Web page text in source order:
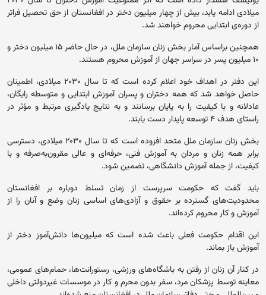
میلادی ادامه یابد، بیش از چهار میلیون دختر در افغانستان ‏از حق تحصیل فراتر
از دوره‌ی ابتدایی محروم خواهند شد.‏
همچنین براساس آمار بخش زنان سازمان ملل، در حال حاضر ۱۵ ‏میلیون دختر و
۱۰ میلیون پسر در سراسر جهان از آموزش ‏محروم هستند.‏
این دفتر در اهداف خود اعلام کرده است که تا سال ۲۰۳۰ میلادی، ‏اطمینان
حاصل خواهد شد که همه دختران و پسران آموزش ‏ابتدایی و متوسطه رایگان،
عادلانه و با کیفیت را به پایان ‏برسانند و به نتایج یادگیری مرتبط و مؤثر در
راستای هدف ‌‏۴ توسعه پایدار دست یابند‎.‎
بخش زنان سازمان ملل متحد افزوده است که تا سال ۲۰۳۰ میلادی، ‏دسترسی
برابر همه زنان و مردان به آموزش فنی، حرفه‌ای ‏و عالی مقرون‌به‌صرفه و با
کیفیت، از جمله آموزش دانشگاهی، ‏تضمین شود‎.‎
باید گفت که حکومت سرپرست از زمان تسلط دوباره بر افغانستان
محدودیت‌های گسترده بر حقوق و آزادی‌های اساسی زنان وضع و آنان را از
آموزش و کار محروم کرده‌اند.
این اقدام حکومت فعلی باعث شده است که میلیون‌ها دانش‌آموز دختر از
آموزش باز بماند.
در کنار آن زنان از رفتن به‌ باشگاه‌های ورزشی، رستورانت‌ها، حمام‌های عمومی،
معاینه توسط پزشکان مرد، سفر بدون محرم و کار در موسسات غیردولتی داخلی